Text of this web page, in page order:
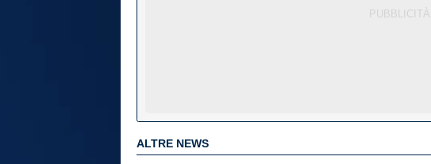
ALTRE NEWS